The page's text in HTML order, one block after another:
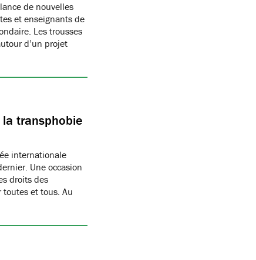
de nouvelles
et enseignants de
Les trousses
d’un projet
transphobie
internationale
Une occasion
droits des
toutes et tous. Au